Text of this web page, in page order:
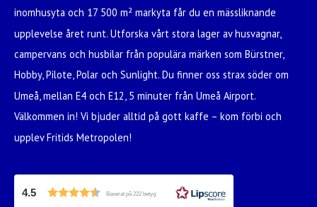
inomhusyta och 17 500 m² markyta får du en mässliknande
upplevelse året runt. Utforska vårt stora lager av husvagnar,
campervans och husbilar från populära märken som Bürstner,
Hobby, Pilote, Polar och Sunlight. Du finner oss strax söder om
Umeå, mellan E4 och E12, 5 minuter från Umeå Airport.
Välkommen in! Vi bjuder alltid på gott kaffe – kom förbi och
upplev Fritids Metropolen!
4.5 Baserat på 222 betyg